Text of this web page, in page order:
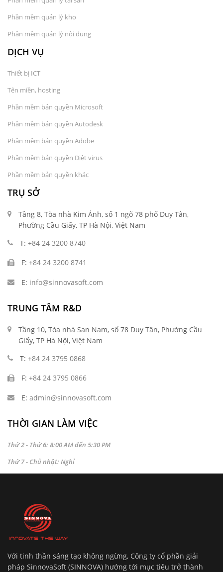
Phần mềm quản lý kho
Phần mềm quản lý nội dung
DỊCH VỤ
Thiết bị ICT
Tên miền, hosting
Phần mềm bản quyền Microsoft
Phần mềm bản quyền Autodesk
Phần mềm bản quyền Adobe
Phần mềm bản quyền Diệt virus
Phần mềm bản quyền khác
TRỤ SỞ
Tầng 8, Tòa nhà Kim Ánh, số 1 ngõ 78 phố Duy Tân,
Phường Cầu Giấy, TP Hà Nội, Việt Nam
T: +84 24 3200 8740
F: +84 24 3200 8741
E: info@sinnovasoft.com
TRUNG TÂM R&D
Tầng 10, Tòa nhà San Nam, số 78 Duy Tân, Phường Cầu
Giấy, TP Hà Nội, Việt Nam
T: +84 24 3795 0868
F: +84 24 3795 0866
E: admin@sinnovasoft.com
THỜI GIAN LÀM VIỆC
Thứ 2 - Thứ 6: 8:00 AM đến 5:30 PM
Thứ 7 - Chủ nhật: Nghỉ
Với tinh thần sáng tạo không ngừng, Công ty cổ phần giải
pháp SinnovaSoft (SINNOVA) hướng tới mục tiêu trở thành